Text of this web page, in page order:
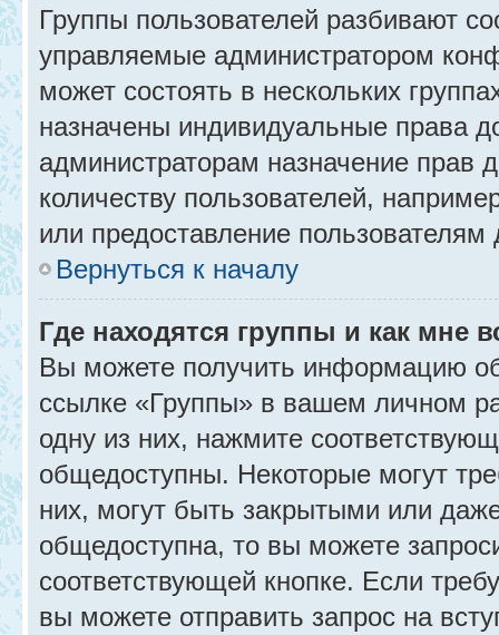
Группы пользователей разбивают
управляемые администратором
может состоять в нескольких
назначены индивидуальные права
администраторам назначение прав
количеству пользователей,
или предоставление
Вернуться к началу
Где находятся группы и как мне
Вы можете получить информацию
ссылке «Группы» в вашем личном
одну из них, нажмите
общедоступны. Некоторые могут
них, могут быть закрытыми или
общедоступна, то вы можете
соответствующей кнопке. Если
вы можете отправить запрос на